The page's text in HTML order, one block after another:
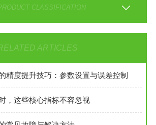
CLASSIFICATION
ARTICLES
精度提升技巧：参数设置与误差控制
，这些核心指标不容忽视